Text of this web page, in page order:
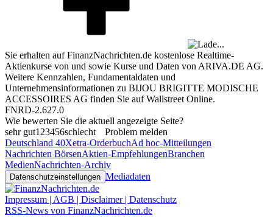
Sie erhalten auf FinanzNachrichten.de kostenlose Realtime-
Aktienkurse von und sowie Kurse und Daten von ARIVA.DE AG.
Weitere Kennzahlen, Fundamentaldaten und
Unternehmensinformationen zu BIJOU BRIGITTE MODISCHE
ACCESSOIRES AG finden Sie aufWallstreet Online.
FNRD-2.627.0
Wie bewerten Sie die aktuell angezeigte Seite?
sehr gut1 23456schlecht
Problem melden
Deutschland 40Xetra-OrderbuchAd hoc-Mitteilungen
Nachrichten BörsenAktien-EmpfehlungenBranchen
MedienNachrichten-Archiv
Datenschutzeinstellungen Mediadaten
Impressum | AGB | Disclaimer | Datenschutz
RSS-News von FinanzNachrichten.de